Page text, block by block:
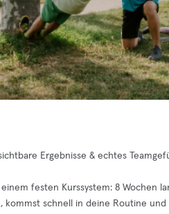
Ergebnisse & echtes
festen Kurssystem: 8 Wochen
kommst schnell in deine Routine